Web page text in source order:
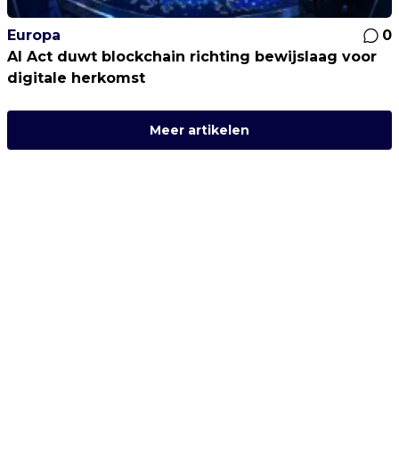
Europa
0
AI Act duwt blockchain richting bewijslaag voor
digitale herkomst
Meer artikelen